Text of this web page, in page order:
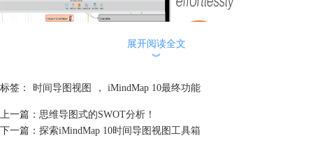
轻松追踪任务进度
展开阅读全文
︾
标签： 时间导图视图 ， iMindMap 10最终功能
上一篇： 思维导图式的SWOT分析！
下一篇： 探索iMindMap 10时间导图视图工具箱